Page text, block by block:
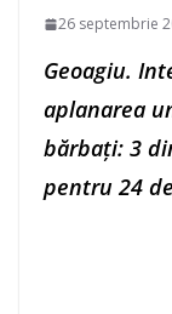
26 septembrie
Geoagiu.
aplanarea
bărbați: 3
pentru 24